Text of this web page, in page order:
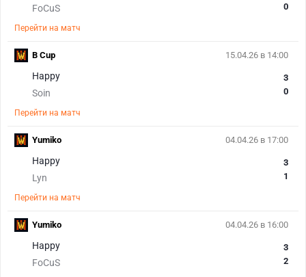
FoCuS
0
Перейти на матч
15.04.26 в 14:00
Happy
Soin
3
0
Перейти на матч
B Cup
04.04.26 в 17:00
Happy
Lyn
3
1
Перейти на матч
Yumiko
04.04.26 в 16:00
Happy
FoCuS
3
2
Yumiko